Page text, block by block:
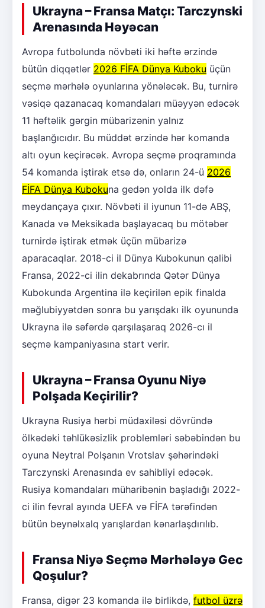
Ukrayna – Fransa Matçı: Tarczynski
Arenasında Həyəcan
Avropa futbolunda növbəti iki həftə ərzində
bütün diqqətlər 2026 FİFA Dünya Kuboku üçün
seçmə mərhələ oyunlarına yönələcək. Bu, turnirə
vəsiqə qazanacaq komandaları müəyyən edəcək
11 həftəlik gərgin mübarizənin yalnız
başlanğıcıdır. Bu müddət ərzində hər komanda
altı oyun keçirəcək. Avropa seçmə proqramında
54 komanda iştirak etsə də, onların 24-ü 2026
FİFA Dünya Kubokuna gedən yolda ilk dəfə
meydançaya çıxır. Növbəti il iyunun 11-də ABŞ,
Kanada və Meksikada başlayacaq bu mötəbər
turnirdə iştirak etmək üçün mübarizə
aparacaqlar. 2018-ci il Dünya Kubokunun qalibi
Fransa, 2022-ci ilin dekabrında Qətər Dünya
Kubokunda Argentina ilə keçirilən epik finalda
məğlubiyyətdən sonra bu yarışdakı ilk oyununda
Ukrayna ilə səfərdə qarşılaşaraq 2026-cı il
seçmə kampaniyasına start verir.
Ukrayna – Fransa Oyunu Niyə
Polşada Keçirilir?
Ukrayna Rusiya hərbi müdaxiləsi dövründə
ölkədəki təhlükəsizlik problemləri səbəbindən bu
oyuna Neytral Polşanın Vrotslav şəhərindəki
Tarczynski Arenasında ev sahibliyi edəcək.
Rusiya komandaları müharibənin başladığı 2022-
ci ilin fevral ayında UEFA və FİFA tərəfindən
bütün beynəlxalq yarışlardan kənarlaşdırılıb.
Fransa Niyə Seçmə Mərhələyə Gec
Qoşulur?
Fransa, digər 23 komanda ilə birlikdə, futbol üzrə